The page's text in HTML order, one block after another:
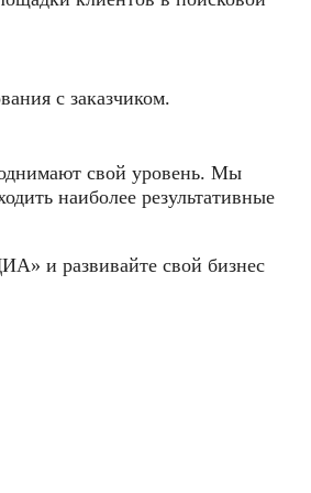
с заказчиком.
свой уровень. Мы
наиболее результативные
и развивайте свой бизнес